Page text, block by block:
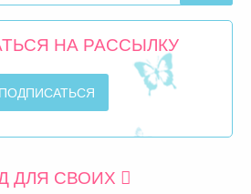
НА РАССЫЛКУ
ДЛЯ СВОИХ